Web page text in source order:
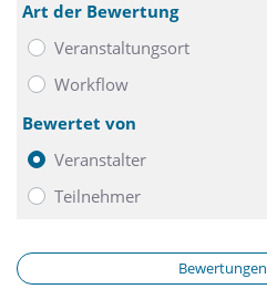
Art der Bewertung
Veranstaltungsort
Workflow
Bewertet von
Veranstalter
Teilnehmer